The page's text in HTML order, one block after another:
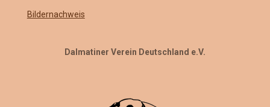
Bildernachweis
Dalmatiner Verein Deutschland e.V.